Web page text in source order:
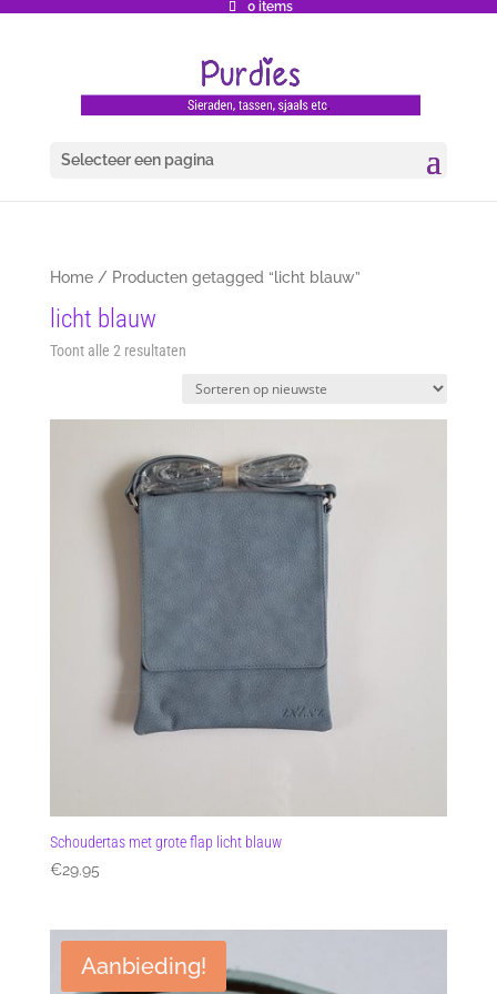
0 items
Selecteer een pagina
Home/ Producten getagged “licht blauw”
licht blauw
Toont alle 2 resultatenGesorteerd
nieuwste
Schoudertas met grote flap licht blauw
€29.95
Aanbieding!